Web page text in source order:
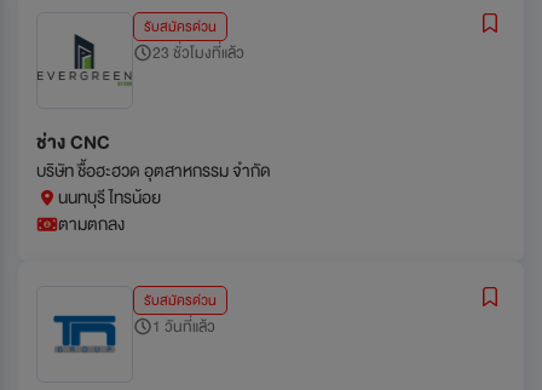
รับสมัครด่วน
23 ชั่วโมงที่แล้ว
ช่าง CNC
บริษัท ชื้อฮะฮวด อุตสาหกรรม จำกัด
นนทบุรี ไทรน้อย
ตามตกลง
รับสมัครด่วน
1 วันที่แล้ว